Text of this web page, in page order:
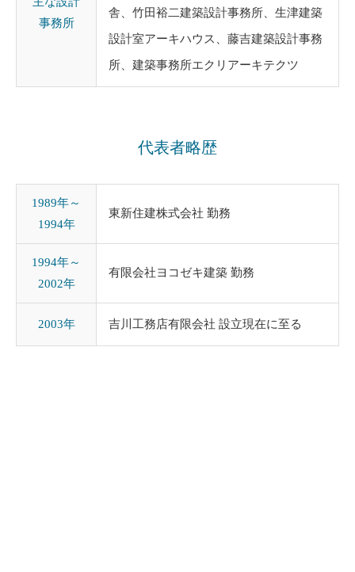
事務所
舎、竹田裕二建築設計事務所、生津建築
設計室アーキハウス、藤吉建築設計事務
所、建築事務所エクリアーキテクツ
代表者略歴
1989年～
1994年
東新住建株式会社 勤務
1994年～
2002年
有限会社ヨコゼキ建築 勤務
2003年 吉川工務店有限会社 設立現在に至る